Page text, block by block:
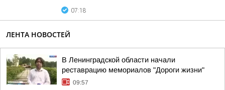
07:18
ЛЕНТА НОВОСТЕЙ
В Ленинградской области начали
реставрацию мемориалов "Дороги жизни"
09:57